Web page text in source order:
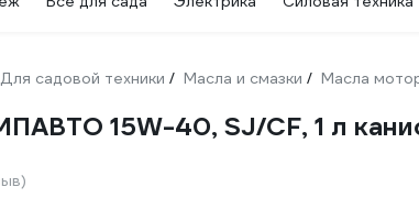
Для садовой техники / Масла и смазки / Масла
15W-40, SJ/CF, 1 л